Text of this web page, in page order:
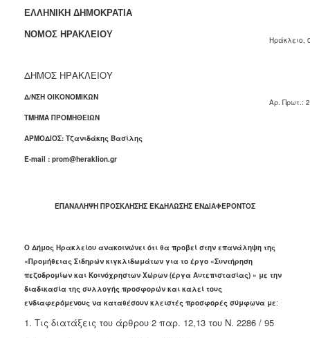
ΔΗΜΟΤΗΣ
ΕΛΛΗΝΙΚΗ ΔΗΜΟΚΡΑΤΙΑ
ΝΟΜΟΣ ΗΡΑΚΛΕΙΟΥ
ΔΗΜΟΣ ΗΡΑΚΛΕΙΟΥ
Δ/ΝΣΗ ΟΙΚΟΝΟΜΙΚΩΝ
ΤΜΗΜΑ ΠΡΟΜΗΘΕΙΩΝ
ΑΡΜΟΔΙΟΣ: Τζανιδάκης Βασίλης
E-mail : prom@heraklion.gr
Ηράκλειο,
Aρ. Πρωτ.:
ΕΠΑΝΑΛΗΨΗ ΠΡΟΣΚΛΗΣΗΣ ΕΚΔΗΛΩΣΗΣ ΕΝΔΙΑΦΕΡΟΝΤΟΣ
Ο Δήμος Ηρακλείου ανακοινώνει ότι θα προβεί στην επανάληψη της
«Προμήθειας Σιδηρών κιγκλιδωμάτων για το έργο «Συντήρηση
πεζοδρομίων και Κοινόχρηστων Χώρων (έργα Αυτεπιστασίας) » με την
διαδικασία της συλλογής προσφορών και καλεί τους
ενδιαφερόμενους να καταθέσουν κλειστές προσφορές σύμφωνα με:
1. Τις διατάξεις του άρθρου 2 παρ. 12,13 του Ν. 2286 / 95